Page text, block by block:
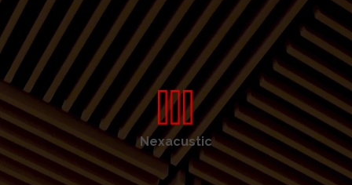
Nexacustic